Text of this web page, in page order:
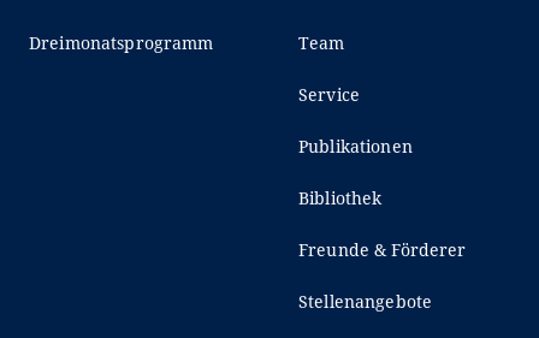
Dreimonatsprogramm Team
Service
Publikationen
Bibliothek
Freunde & Förderer
Stellenangebote